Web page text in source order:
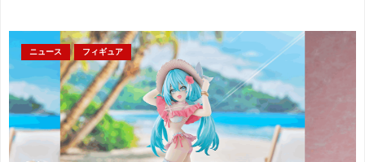
ニュース フィギュア